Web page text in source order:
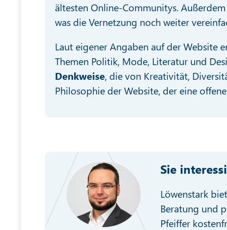
ältesten Online-Communitys.
was die Vernetzung noch weiter
Laut eigener Angaben auf der Website
Themen Politik, Mode, Literatur und
Denkweise, die von Kreativität,
Philosophie der Website, der eine
Sie
Löwenstark
Beratung und
Pfeiffer